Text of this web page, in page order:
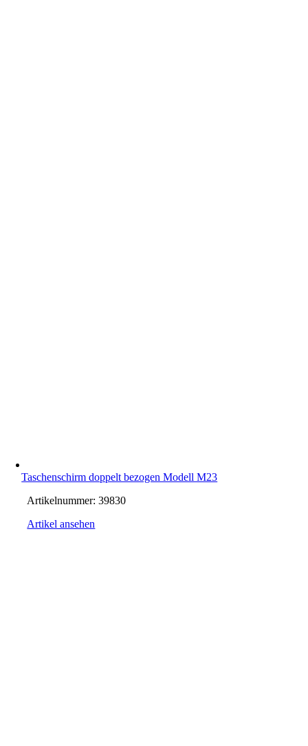
Taschenschirm doppelt bezogen Modell M23
Artikelnummer:39830
Artikel ansehen